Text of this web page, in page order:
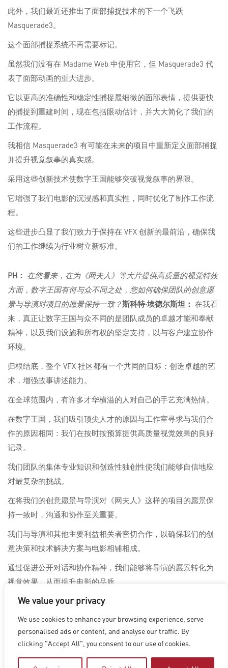
We value your privacy
We use cookies to enhance your browsing experience, serve
personalised ads or content, and analyse our traffic. By
clicking "Accept All", you consent to our use of cookies.
此外，我们最近还推出了面部捕捉技术的下一个飞跃
Masquerade3。
这个面部捕捉系统不再需要标记。
虽然我们没有在 Madame Web 中使用它，但 Masquerade3 代
表了面部动画的重大进步。
它以更高的准确性和稳定性捕捉最细微的面部表情，提供更快
的捕捉到重建时间，现在包括眼动估计，并大大简化了我们的
工作流程。
我相信 Masquerade3 有可能在未来的项目中重新定义面部捕捉
并提升视觉叙事的真实感。
采用这些创新技术使数字王国能够突破视觉叙事的界限。
它增强了我们电影的沉浸感和真实性，同时优化了制作工作流
程。
这些进步凸显了我们致力于保持在 VFX 创新的最前沿，确保我
们的工作继续为行业树立新标准。
PH： 在您看来，在为《网夫人》等大片提供高质量的视觉特效
方面，数字王国有何与众不同之处，您如何确保团队的创意愿
景与导演对项目的愿景保持一致？斯科特·埃德尔斯坦： 在我看
来，真正让数字王国与众不同的是团队成员的卓越才能和奉献
精神，以及我们设施和所有权的坚定支持，以与客户建立协作
环境。
归根结底，整个 VFX 社区都有一个共同的目标：创造卓越的艺
术，增强故事讲述能力。
在全球范围内，有许多才华横溢的人对自己的手艺充满热情。
在数字王国，我们吸引顶尖人才的原因与工作室寻求与我们合
作的原因相同：我们在按时按预算提供高质量视觉效果的良好
记录。
我们团队的集体专业知识和创造性独创性使我们能够自信地应
对最复杂的挑战。
在将我们的创意愿景与导演对《网夫人》这样的项目的愿景保
持一致时，沟通和协作至关重要。
我们与导演和其他主要利益相关者密切合作，以确保我们的创
意决策和技术解决方案与电影相辅相成。
通过促进公开对话和协作精神，我们能够将导演的愿景转化为
视觉效果，从而提升电影的品质。